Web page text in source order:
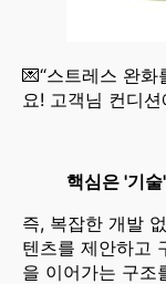
💌“스트레스 완
요! 고객님 컨디
핵심은 '기
즉, 복잡한 개발
텐츠를 제안하고
을 이어가는 구조